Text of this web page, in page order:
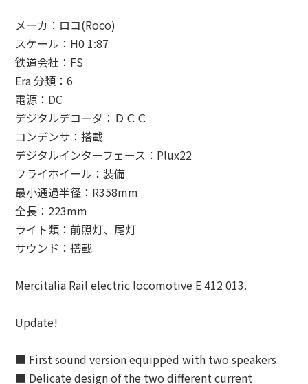
メーカ：ロコ(Roco)
スケール：H0 1:87
鉄道会社：FS
Era 分類：6
電源：DC
デジタルデコーダ：ＤＣＣ
コンデンサ：搭載
デジタルインターフェース：Plux22
フライホイール：装備
最小通過半径：R358mm
全長：223mm
ライト類：前照灯、尾灯
サウンド：搭載
Mercitalia Rail electric locomotive E 412 013.
Update!
■ First sound version equipped with two speakers
■ Delicate design of the two different current